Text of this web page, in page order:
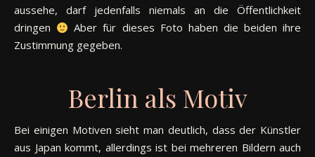
aussehe, darf jedenfalls niemals an die Öffentlichkeit
dringen
Aber für dieses Foto haben die beiden ihre
Zustimmung gegeben.
Berlin als Motiv
Bei einigen Motiven sieht man deutlich, dass der Künstler
aus Japan kommt, allerdings ist bei mehreren Bildern auch